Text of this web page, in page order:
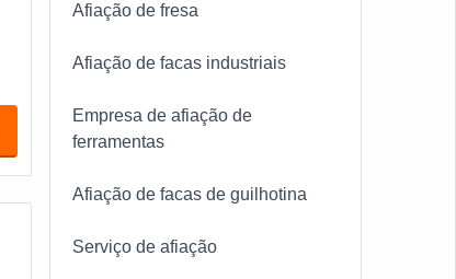
Afiação de fresa
Afiação de facas industriais
Empresa de afiação de
ferramentas
Afiação de facas de guilhotina
Serviço de afiação